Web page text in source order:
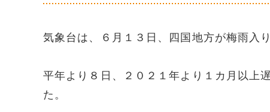
気象台は、６月１３日、四国地方が梅雨入
平年より８日、２０２１年より１カ月以上
た。